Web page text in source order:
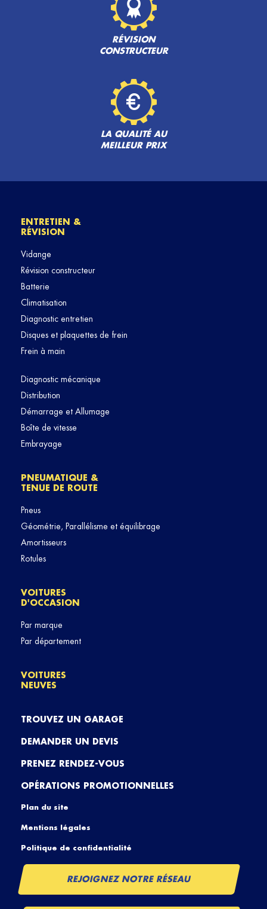
RÉVISION
CONSTRUCTEUR
LA QUALITÉ AU
MEILLEUR PRIX
ENTRETIEN &
RÉVISION
Vidange
Révision constructeur
Batterie
Climatisation
Diagnostic entretien
Disques et plaquettes de frein
Frein à main
Diagnostic mécanique
Distribution
Démarrage et Allumage
Boîte de vitesse
Embrayage
PNEUMATIQUE &
TENUE DE ROUTE
Pneus
Géométrie, Parallélisme et équilibrage
Amortisseurs
Rotules
VOITURES
D'OCCASION
Par marque
Par département
VOITURES
NEUVES
TROUVEZ UN GARAGE
DEMANDER UN DEVIS
PRENEZ RENDEZ-VOUS
OPÉRATIONS PROMOTIONNELLES
Plan du site
Mentions légales
Politique de confidentialité
REJOIGNEZ NOTRE RÉSEAU